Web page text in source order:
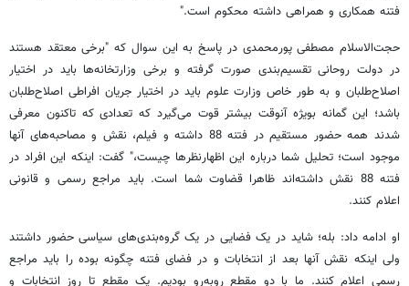
فتنه همکاری و همراهی داشته محکوم است."
حجت‌الاسلام مصطفی پورمحمدی در پاسخ به این سوال که "برخی معتقد هستند
در دولت روحانی تقسیم‌بندی صورت گرفته و برخی وزارتخانه‌ها باید در اختیار
اصلاح‌طلبان و به طور خاص وزارت علوم باید در اختیار جریان افراطی اصلاح‌طلبان
باشد؛ این گمانه بویژه آنوقت بیشتر قوت می‌گیرد که تعدادی که تاکنون معرفی
شدند همه حضور مستقیم در فتنه 88 داشته و فیلم، نقش و مصاحبه‌های آنها
موجود است؛ تحلیل شما درباره این اظهارنظرها چیست،" گفت: اینکه این افراد در
فتنه 88 نقش داشته‌اند ظاهرا قضاوت شما است. باید مراجع رسمی و قانونی
اعلام کنند.
او ادامه داد: بله؛ شاید در یک فضایی در یک گروه‌بندی‌های سیاسی حضور داشتند
ولی اینکه نقش آنها بعد از انتخابات و در فضای فتنه چگونه بوده را باید مراجع
رسمی اعلام کنند. ما با دو مقطع روبه‌رو بودیم. یک مقطع تا روز انتخابات و